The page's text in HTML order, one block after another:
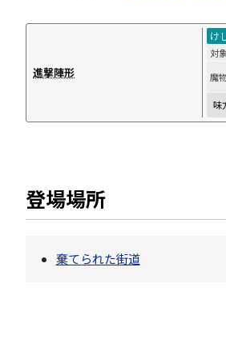
進撃陣形
け
対
魔
味
登場場所
棄てられた街道